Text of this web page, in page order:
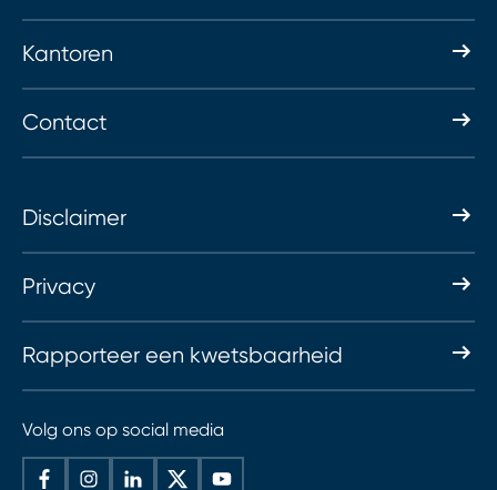
Kantoren
Contact
Disclaimer
Privacy
Rapporteer een kwetsbaarheid
Volg ons op social media